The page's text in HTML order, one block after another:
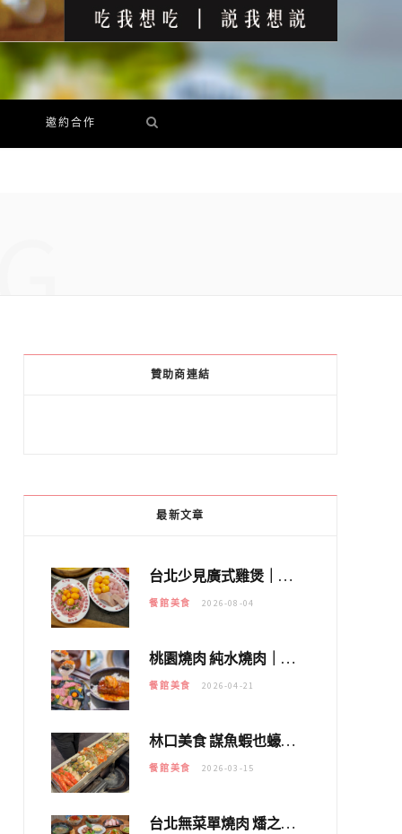
邀約合作
贊助商連結
最新文章
台北少見廣式雞煲｜黃大隆濃郁煲湯：經典提燈與溫體雞肉，熬夜修仙不如來喝湯！
餐館美食 2026-08-04
桃園燒肉 純水燒肉｜教你如何優惠吃日本A5和牛各種部位，私房菜誠意吃好吃滿
餐館美食 2026-04-21
林口美食 謀魚蝦也蠔｜這鍋太狂！「蟹老闆派對鍋」10多種海鮮浮誇上桌，壽星再送生食摩天輪！
餐館美食 2026-03-15
台北無菜單燒肉 燔之亭 燒肉場｜延吉街的 $980個人無菜單「雞」料理～